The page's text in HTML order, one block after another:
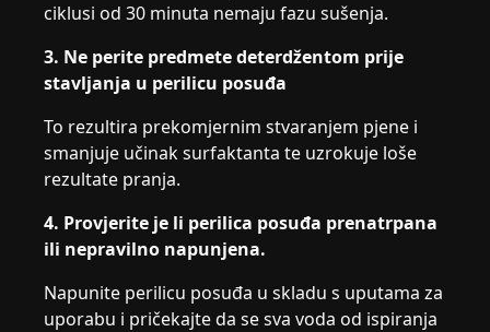
ciklusi od 30 minuta nemaju fazu sušenja.
3. Ne perite predmete deterdžentom prije
stavljanja u perilicu posuđa
To rezultira prekomjernim stvaranjem pjene i
smanjuje učinak surfaktanta te uzrokuje loše
rezultate pranja.
4. Provjerite je li perilica posuđa prenatrpana
ili nepravilno napunjena.
Napunite perilicu posuđa u skladu s uputama za
uporabu i pričekajte da se sva voda od ispiranja